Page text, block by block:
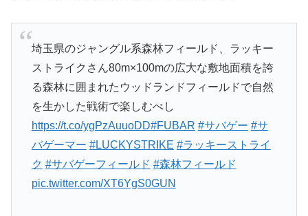
埼玉県のジャングル系森林フィールド、ラッキー
ストライクさん80m×100mの広大な敷地面積を誇
る森林に囲まれたウッドランドフィールドで自然
を生かした戦術で楽しむべし
https://t.co/ygPzAuuoDD#FUBAR #サバゲー #サ
バゲーマー #LUCKYSTRIKE #ラッキーストライ
ク #サバゲーフィールド #森林フィールド
pic.twitter.com/XT6YgS0GUN